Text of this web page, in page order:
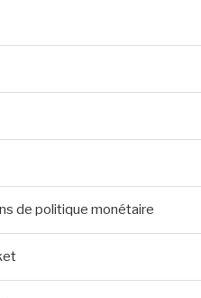
de politique monétaire